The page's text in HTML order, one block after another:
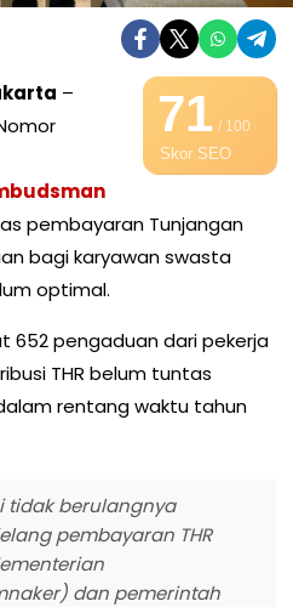
71/ 100
Skor SEO
–
pembayaran Tunjangan
bagi karyawan swasta
optimal.
652 pengaduan dari pekerja
THR belum tuntas
rentang waktu tahun
tidak berulangnya
pembayaran THR
dan pemerintah